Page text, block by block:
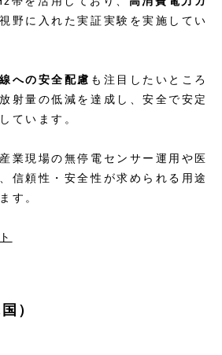
野に入れた実証実験を実施してい
への安全配慮 も注目したいところ
射量の低減を達成し、安全で安定
ています。
業現場の無停電センサー運用や医
信頼性・安全性が求められる用途
す。
）